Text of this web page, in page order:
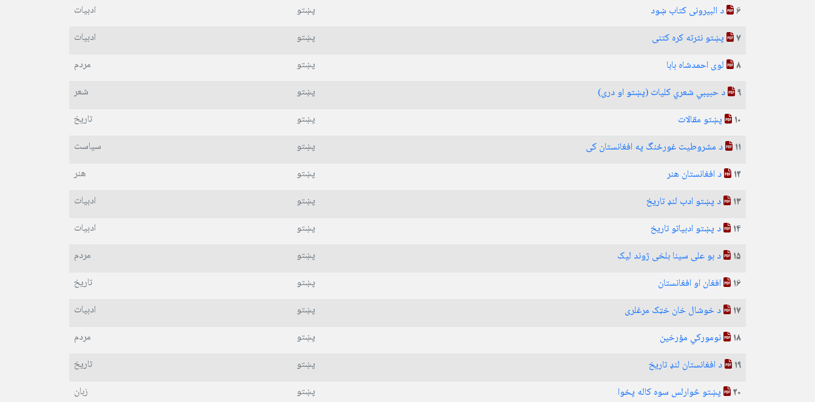
6 د البیرونی کتاب ښود پښتو ادبیات
7 پښتو نثرته کره کتنی پښتو ادبیات
8 لوی احمدشاه بابا پښتو مردم
9 د حبيبي شعري کليات (پښتو او دری) پښتو شعر
10 پښتو مقالات پښتو تاریخ
11 د مشروطیت غورځنگ په افغانستان کی پښتو سیاست
12 د افغانستان هنر پښتو هنر
13 د پښتو ادب لنډ تاریخ پښتو ادبیات
14 د پښتو ادبیاتو تاریخ پښتو ادبیات
15 د بو علی سینا بلخی ژوند لیک پښتو مردم
16 افغان او افغانستان پښتو تاریخ
17 د خوشال خان خټک مرغلری پښتو ادبیات
18 نومورکي مؤرخین پښتو مردم
19 د افغانستان لنډ تاریخ پښتو تاریخ
20 پښتو څوارلس سوه کاله پخوا پښتو زبان